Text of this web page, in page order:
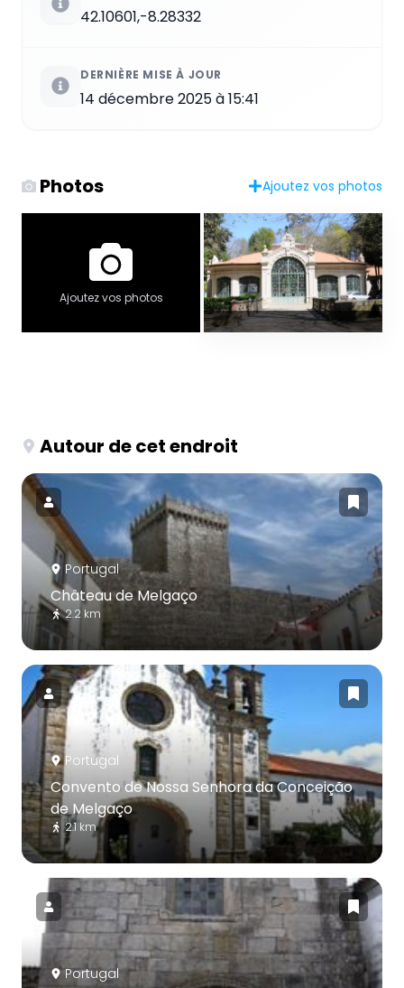
42.10601,-8.28332
DERNIÈRE MISE À JOUR
14 décembre 2025 à 15:41
Photos Ajoutez vos photos
Ajoutez vos photos
Autour de cet endroit
Portugal
Château de Melgaço
2.2 km
Portugal
Convento de Nossa Senhora da Conceição
de Melgaço
2.1 km
Portugal